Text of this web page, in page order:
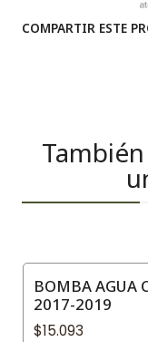
COMPARTIR ESTE
BOMBA AGUA
2017-2019
$15.093